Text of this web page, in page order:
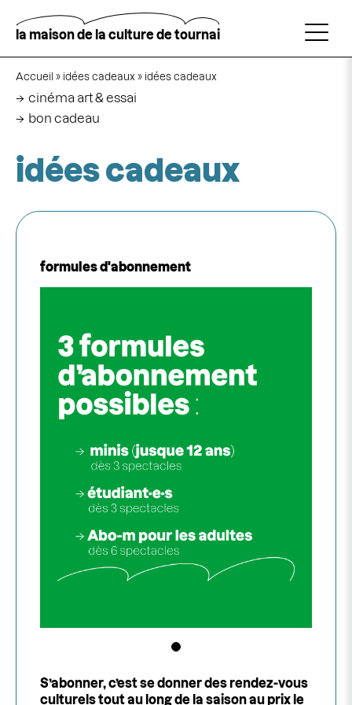
contenu
principal
la maison de la culture de tournai
Fil
d'Ariane
Accueil idées cadeaux idées cadeaux
principale
formules d'abonnement
cinéma art & essai
bon cadeau
idées cadeaux
formules d'abonnement
S’abonner, c’est se donner des rendez-vous
culturels tout au long de la saison au prix le